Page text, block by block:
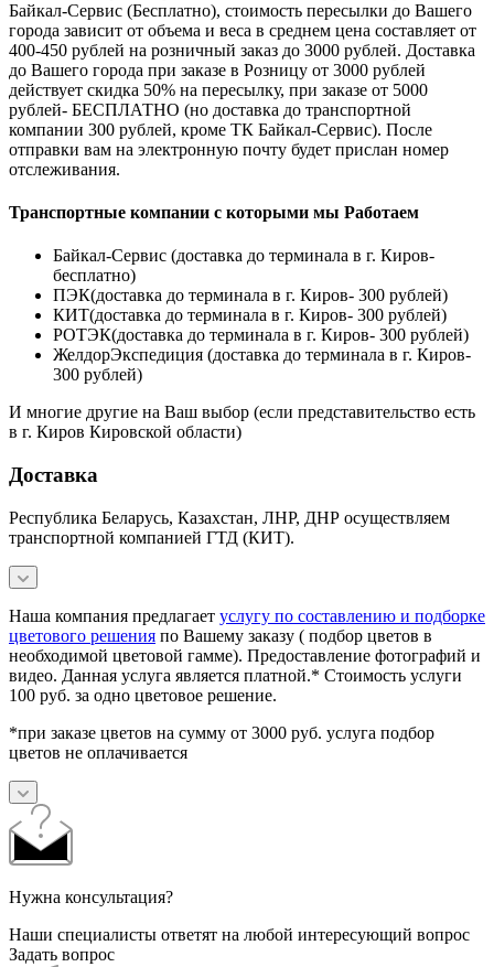
Байкал-Сервис (Бесплатно), стоимость пересылки до Вашего
города зависит от объема и веса в среднем цена составляет от
400-450 рублей на розничный заказ до 3000 рублей. Доставка
до Вашего города при заказе в Розницу от 3000 рублей
действует скидка 50% на пересылку, при заказе от 5000
рублей- БЕСПЛАТНО (но доставка до транспортной
компании 300 рублей, кроме ТК Байкал-Сервис). После
отправки вам на электронную почту будет прислан номер
отслеживания.
Транспортные компании с которыми мы Работаем
Байкал-Сервис (доставка до терминала в г. Киров-
бесплатно)
ПЭК(доставка до терминала в г. Киров- 300 рублей)
КИТ(доставка до терминала в г. Киров- 300 рублей)
РОТЭК(доставка до терминала в г. Киров- 300 рублей)
ЖелдорЭкспедиция (доставка до терминала в г. Киров-
300 рублей)
И многие другие на Ваш выбор (если представительство есть
в г. Киров Кировской области)
Доставка
Республика Беларусь, Казахстан, ЛНР, ДНР осуществляем
транспортной компанией ГТД (КИТ).
Наша компания предлагает услугу по составлению и подборке
цветового решения по Вашему заказу ( подбор цветов в
необходимой цветовой гамме). Предоставление фотографий и
видео. Данная услуга является платной.* Стоимость услуги
100 руб. за одно цветовое решение.
*при заказе цветов на сумму от 3000 руб. услуга подбор
цветов не оплачивается
Нужна консультация?
Наши специалисты ответят на любой интересующий вопрос
Задать вопрос